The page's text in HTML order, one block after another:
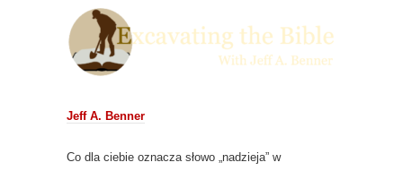
Jeff A. Benner
Co dla ciebie oznacza słowo „nadzieja” w